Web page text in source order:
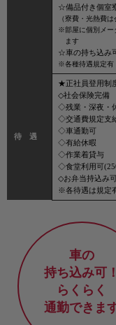
☆備品付き個室
（寮費・光熱費は
※部屋に個別メー
ます
☆車の持ち込み
※各種待遇規定有
待 遇
★正社員登用制
◇社会保険完備
◇残業・深夜・
◇交通費規定支
◇車通勤可
◇有給休暇
◇作業着貸与
◇食堂利用可
◇お弁当持込み可
※各待遇は規定
車の
持ち込み可！
らくらく
通勤できま